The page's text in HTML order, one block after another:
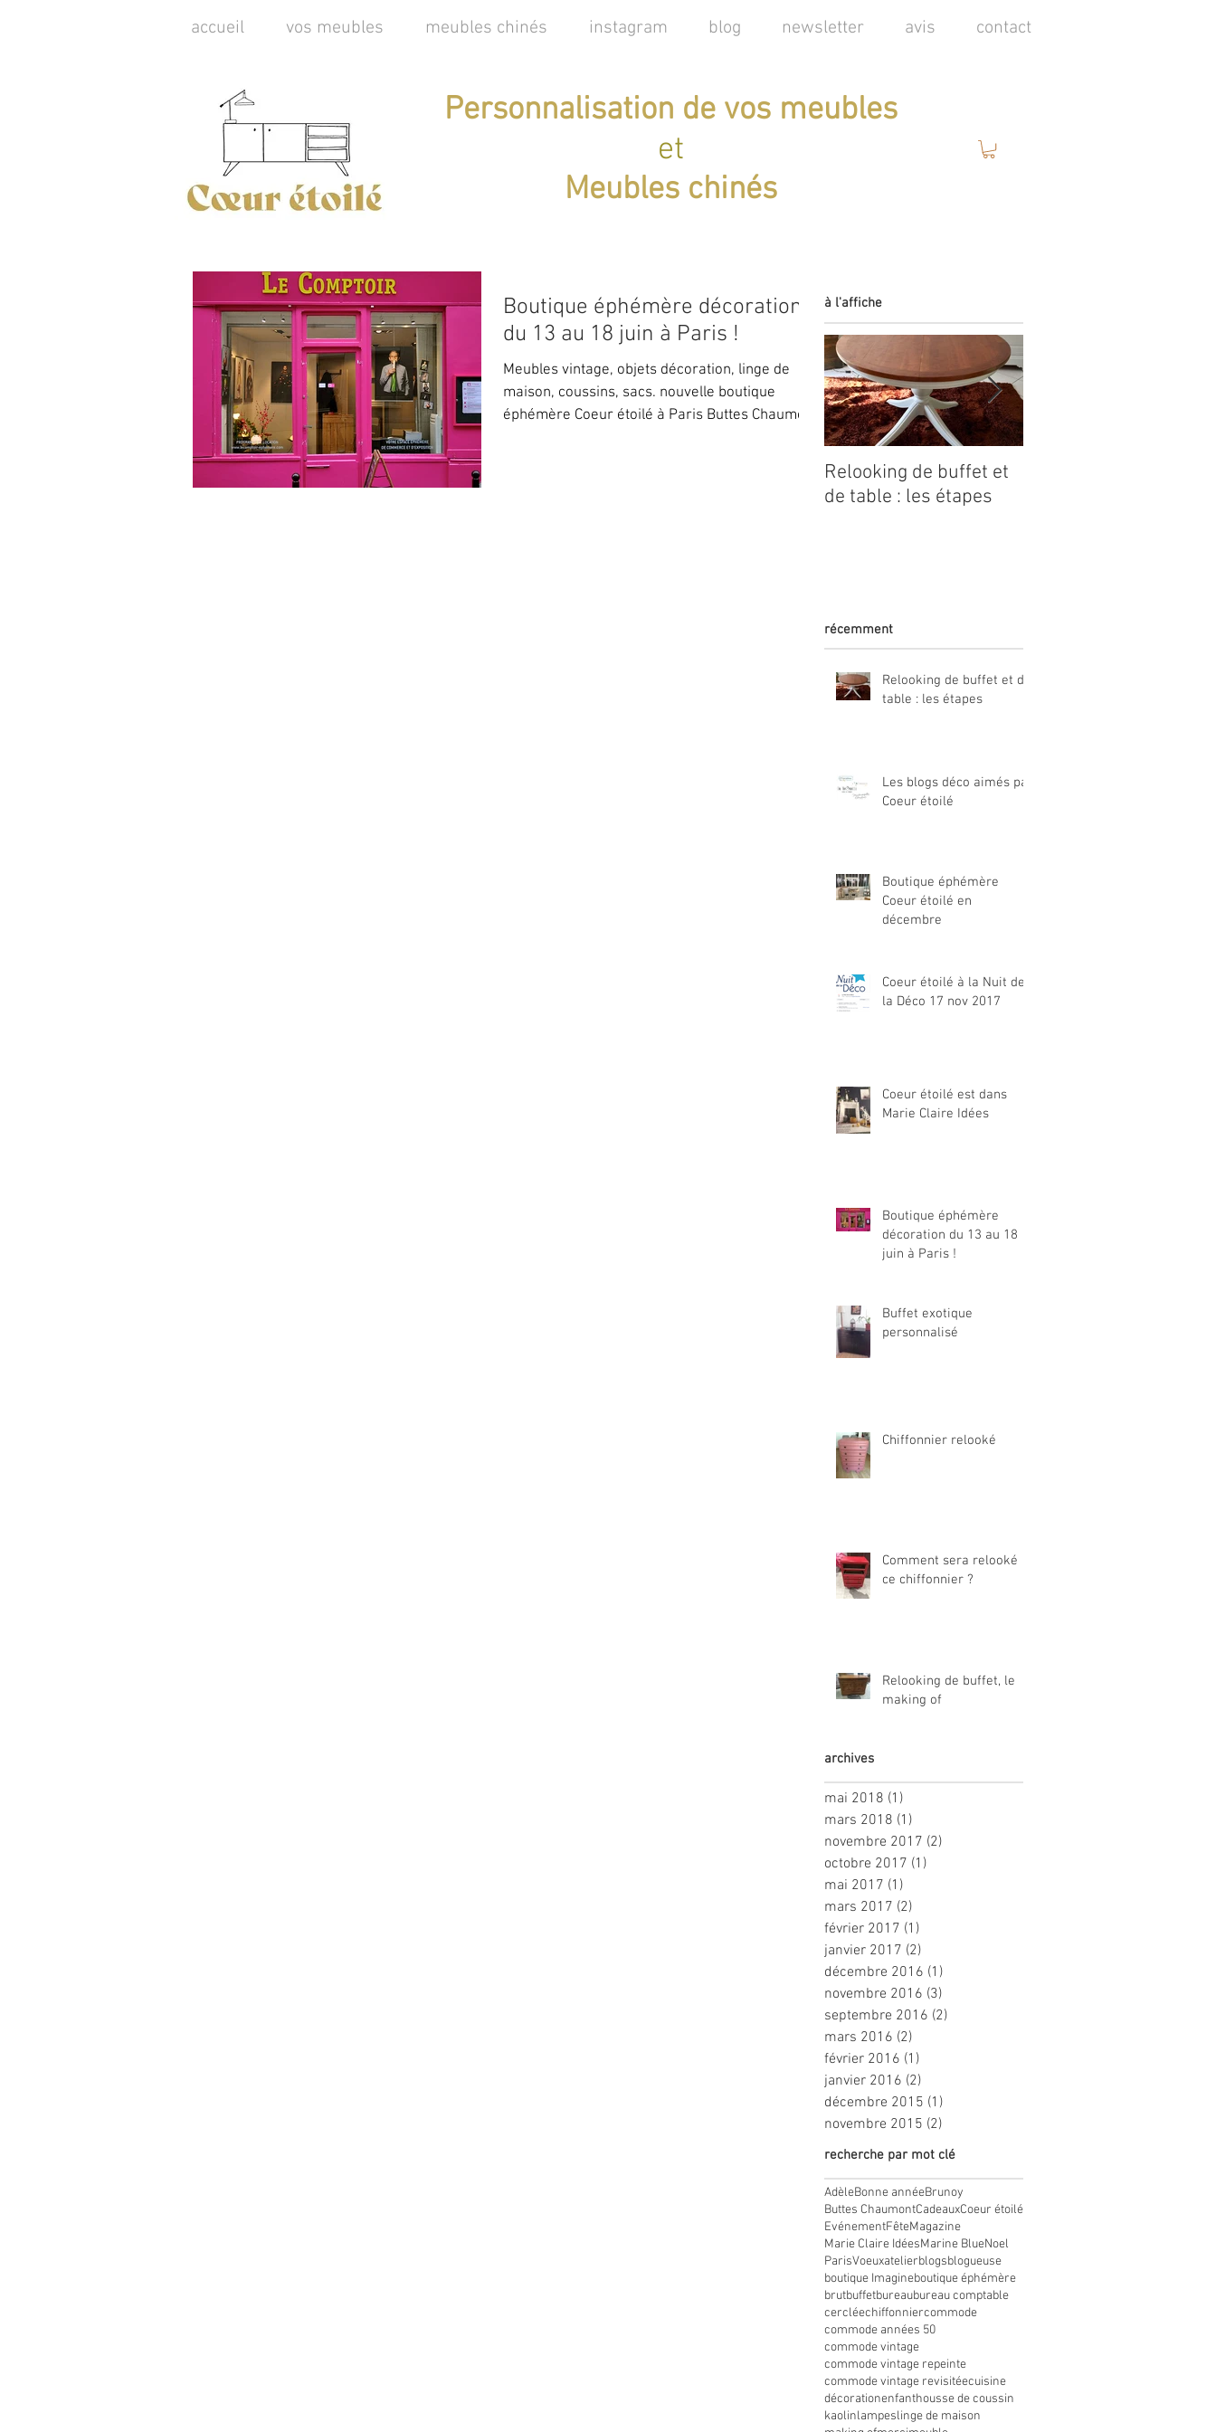
accueil vos meubles meubles chinés instagram blog newsletter avis contact
Personnalisation de vos meubles
et
Meubles chinés
Boutique éphémère décoration
du 13 au 18 juin à Paris !
Meubles vintage, objets décoration, linge de
maison, coussins, sacs. nouvelle boutique
éphémère Coeur étoilé à Paris Buttes Chaumont
à l'affiche
Relooking de buffet et
de table : les étapes
récemment
Relooking de buffet et de
table : les étapes
Les blogs déco aimés par
Coeur étoilé
Boutique éphémère
Coeur étoilé en
décembre
Coeur étoilé à la Nuit de
la Déco 17 nov 2017
Coeur étoilé est dans
Marie Claire Idées
Boutique éphémère
décoration du 13 au 18
juin à Paris !
Buffet exotique
personnalisé
Chiffonnier relooké
Comment sera relooké
ce chiffonnier ?
Relooking de buffet, le
making of
archives
mai 2018 (1)
mars 2018 (1)
novembre 2017 (2)
octobre 2017 (1)
mai 2017 (1)
mars 2017 (2)
février 2017 (1)
janvier 2017 (2)
décembre 2016 (1)
novembre 2016 (3)
septembre 2016 (2)
mars 2016 (2)
février 2016 (1)
janvier 2016 (2)
décembre 2015 (1)
novembre 2015 (2)
recherche par mot clé
AdèleBonne annéeBrunoy
Buttes ChaumontCadeauxCoeur étoilé
EvénementFêteMagazine
Marie Claire IdéesMarine BlueNoel
ParisVoeuxatelierblogsblogueuse
boutique Imagineboutique éphémère
brutbuffetbureaubureau comptable
cercléechiffonniercommode
commode années 50
commode vintage
commode vintage repeinte
commode vintage revisitéecuisine
décorationenfanthousse de coussin
kaolinlampeslinge de maison